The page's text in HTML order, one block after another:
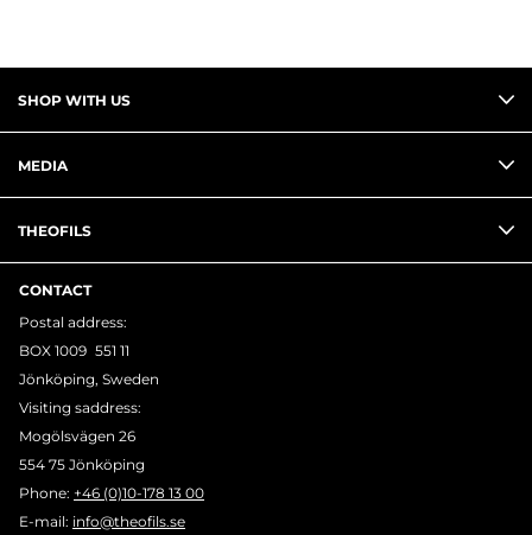
SHOP WITH US
MEDIA
THEOFILS
CONTACT
Postal address:
BOX 1009 551 11
Jönköping, Sweden
Visiting saddress:
Mogölsvägen 26
554 75 Jönköping
Phone: +46 (0)10-178 13 00
E-mail: info@theofils.se